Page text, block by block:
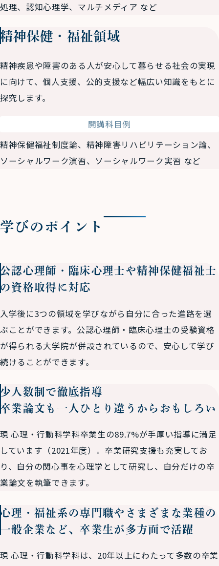
処理、認知心理学、マルチメディア など
精神保健・福祉領域
精神疾患や障害のある人が安心して暮らせる社会の実現
に向けて、個人支援、公的支援など幅広い知識をもとに
探究します。
開講科目例
精神保健福祉制度論、精神障害リハビリテーション論、
ソーシャルワーク演習、ソーシャルワーク実習 など
学びのポイント
公認心理師・臨床心理士や精神保健福祉士
の資格取得に対応
入学後に3つの領域を学びながら自分に合った進路を選
ぶことができます。公認心理師・臨床心理士の受験資格
が得られる大学院が併設されているので、安心して学び
続けることができます。
少人数制で徹底指導
卒業論文も一人ひとり 違うからおもしろい
現 心理・行動科学科卒業生の89.7%が手厚い指導に満足
しています（2021年度）。卒業研究支援も充実してお
り、自分の関心事を心理学として研究し、自分だけの卒
業論文を執筆できます。
心理・福祉系の専門職や さまざまな業種の
一般企業など、 卒業生が多方面で活躍
現 心理・行動科学科は、20年以上にわたって多数の卒業